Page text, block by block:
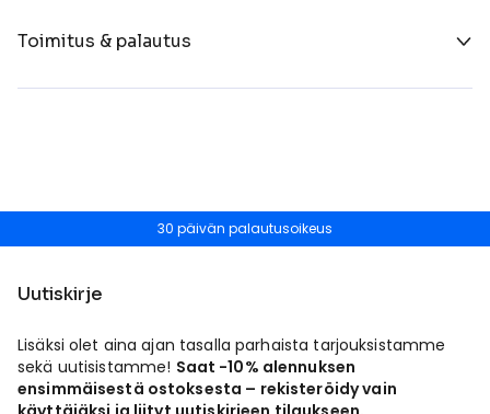
Toimitus & palautus
30 päivän palautusoikeus
Uutiskirje
Lisäksi olet aina ajan tasalla parhaista tarjouksistamme
sekä uutisistamme! Saat -10% alennuksen
ensimmäisestä ostoksesta – rekisteröidy vain